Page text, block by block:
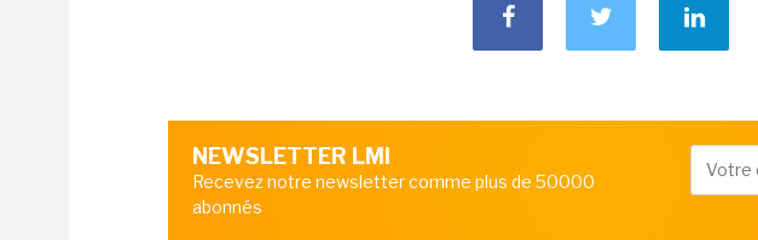
NEWSLETTER LMI
Recevez notre newsletter comme plus de 50000
abonnés